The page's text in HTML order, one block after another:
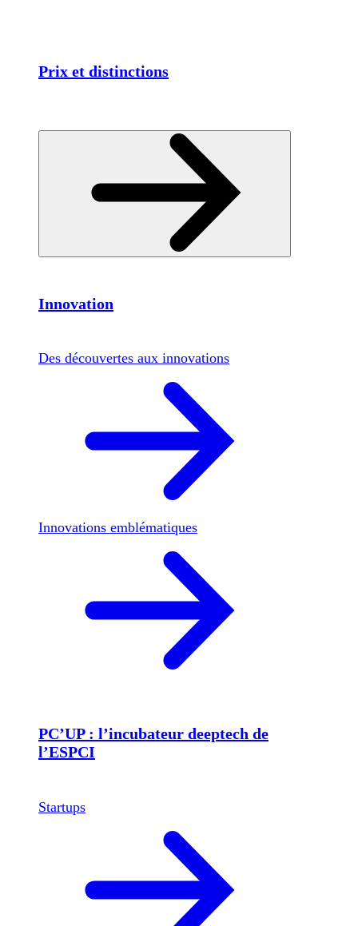
Prix et distinctions
Innovation
Des découvertes aux innovations
Innovations emblématiques
PC’UP : l’incubateur deeptech de
l’ESPCI
Startups